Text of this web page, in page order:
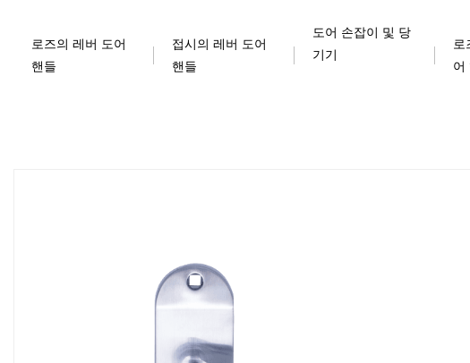
로즈의 레버 도어
핸들
접시의 레버 도어
핸들
도어 손잡이 및 당
기기
로
어